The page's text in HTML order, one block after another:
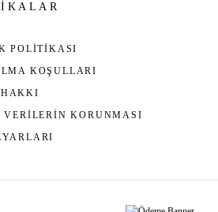
POLİTİKASI
KOŞULLARI
VERİLERİN KORUNMASI